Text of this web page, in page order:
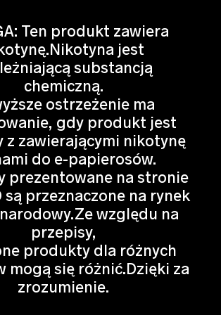
Ten produkt zawiera
jest
substancją
chemiczną.
ostrzeżenie ma
gdy produkt jest
z zawierającymi nikotynę
do e-papierosów.
prezentowane na stronie
są przeznaczone na rynek
względu na
przepisy,
produkty dla różnych
mogą się różnić.Dzięki za
zrozumienie.